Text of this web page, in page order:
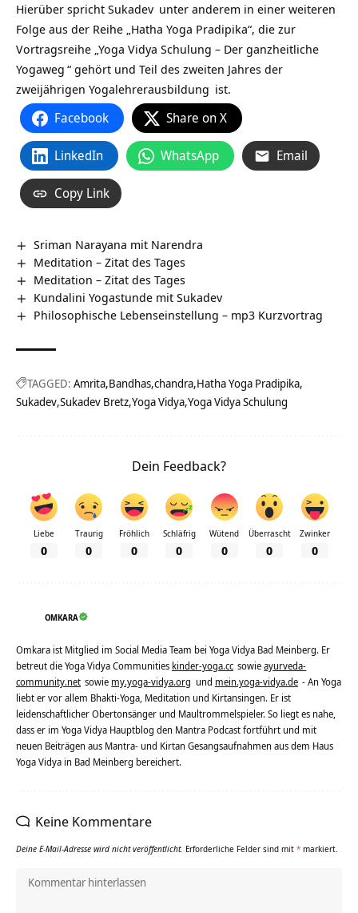
Hierüber spricht Sukadev unter anderem in einer weiteren
Folge aus der Reihe „Hatha Yoga Pradipika“, die zur
Vortragsreihe „Yoga Vidya Schulung – Der ganzheitliche
Yogaweg “ gehört und Teil des zweiten Jahres der
zweijährigen Yogalehrerausbildung ist.
Facebook Share on X
LinkedIn WhatsApp Email
Copy Link
Sriman Narayana mit Narendra
Meditation – Zitat des Tages
Meditation – Zitat des Tages
Kundalini Yogastunde mit Sukadev
Philosophische Lebenseinstellung – mp3 Kurzvortrag
TAGGED: Amrita Bandhas chandra Hatha Yoga Pradipika
Sukadev Sukadev Bretz Yoga Vidya Yoga Vidya Schulung
Dein Feedback?
Liebe
0
Traurig
0
Fröhlich
0
Schläfrig
0
Wütend
0
Überrascht
0
Zwinker
0
OMKARA
Omkara ist Mitglied im Social Media Team bei Yoga Vidya Bad Meinberg. Er
betreut die Yoga Vidya Communities kinder-yoga.cc sowieayurveda-
community.net sowie my.yoga-vidya.org und mein.yoga-vidya.de - An Yoga
liebt er vor allem Bhakti-Yoga, Meditation und Kirtansingen. Er ist
leidenschaftlicher Obertonsänger und Maultrommelspieler. So liegt es nahe,
dass er im Yoga Vidya Hauptblog den Mantra Podcast fortführt und mit
neuen Beiträgen aus Mantra- und Kirtan Gesangsaufnahmen aus dem Haus
Yoga Vidya in Bad Meinberg bereichert.
Keine Kommentare
Deine E-Mail-Adresse wird nicht veröffentlicht. Erforderliche Felder sind mit * markiert.